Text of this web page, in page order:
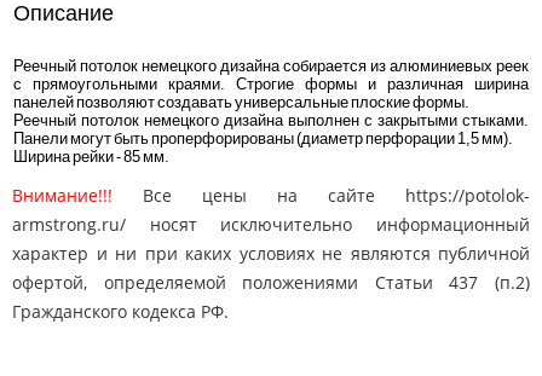
Описание
Реечный потолок немецкого дизайна собирается из алюминиевых реек
с прямоугольными краями. Строгие формы и различная ширина
панелей позволяют создавать универсальные плоские формы.
Реечный потолок немецкого дизайна выполнен с закрытыми стыками.
Панели могут быть проперфорированы (диаметр перфорации 1,5 мм).
Ширина рейки - 85 мм.
Внимание!!! Все цены на сайте https://potolok-
armstrong.ru/ носят исключительно информационный
характер и ни при каких условиях не являются публичной
офертой, определяемой положениями Статьи 437 (п.2)
Гражданского кодекса РФ.